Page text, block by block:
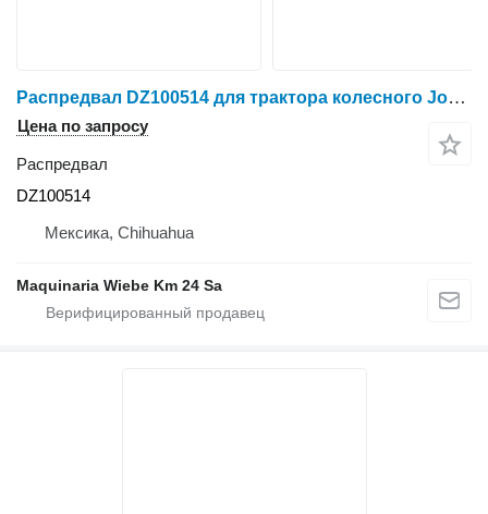
Распредвал DZ100514 для трактора колесного John Deere 6068H
Цена по запросу
Распредвал
DZ100514
Мексика, Chihuahua
Maquinaria Wiebe Km 24 Sa